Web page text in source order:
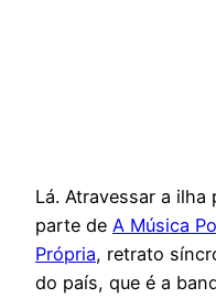
Lá. Atravessar a
parte de A Música
Própria, retrato
do país, que é a